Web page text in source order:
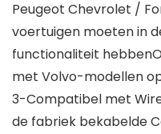
Peugeot Chevrolet /
voertuigen moeten in
functionaliteit
met Volvo-modellen
3-Compatibel met
de fabriek bekabelde